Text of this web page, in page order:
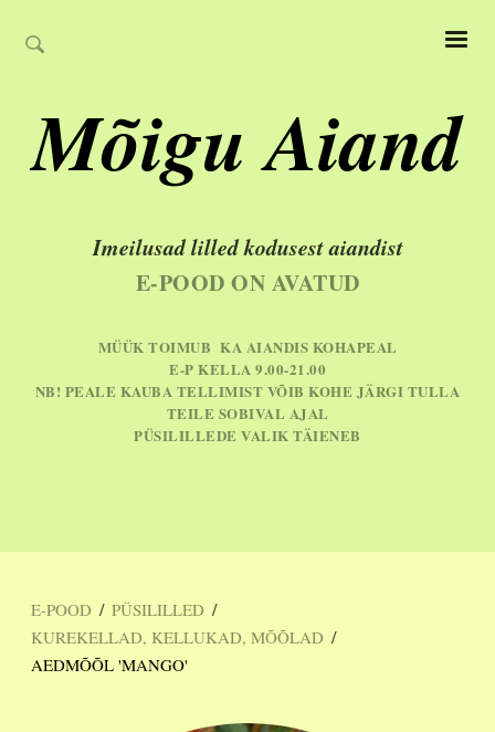
Mõigu Aiand
Imeilusad lilled kodusest aiandist
E-POOD ON AVATUD
MÜÜK TOIMUB KA AIANDIS KOHAPEAL
E-P KELLA 9.00-21.00
NB! PEALE KAUBA TELLIMIST VÕIB KOHE JÄRGI TULLA
TEILE SOBIVAL AJAL
PÜSILILLEDE VALIK TÄIENEB
E-POOD / PÜSILILLED /
KUREKELLAD, KELLUKAD, MÕÕLAD /
AEDMÕÕL 'MANGO'